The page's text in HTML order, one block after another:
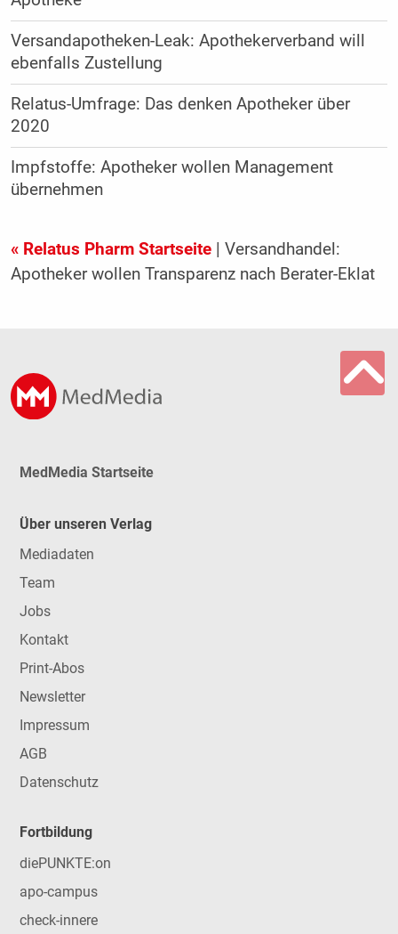
Versandapotheken-Leak: Apothekerverband will
ebenfalls Zustellung
Relatus-Umfrage: Das denken Apotheker über
2020
Impfstoffe: Apotheker wollen Management
übernehmen
« Relatus Pharm Startseite| Versandhandel:
Apotheker wollen Transparenz nach Berater-Eklat
MedMedia Startseite
Über unseren Verlag
Mediadaten
Team
Jobs
Kontakt
Print-Abos
Newsletter
Impressum
AGB
Datenschutz
Fortbildung
diePUNKTE:on
apo-campus
check-innere